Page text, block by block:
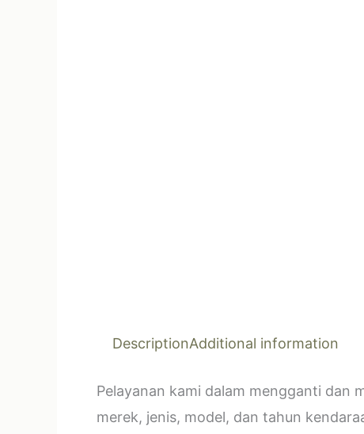
DescriptionAdditional information
Pelayanan kami dalam mengganti dan
merek, jenis, model, dan tahun